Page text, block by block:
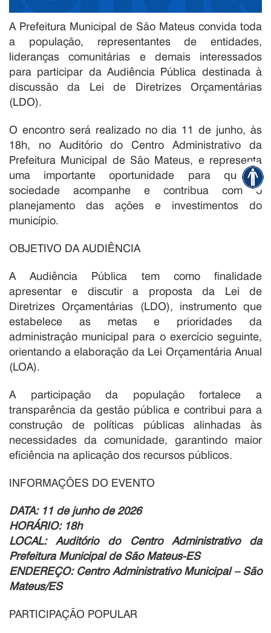
A Prefeitura Municipal de São Mateus convida toda
a população, representantes de entidades,
lideranças comunitárias e demais interessados
para participar da Audiência Pública destinada à
discussão da Lei de Diretrizes Orçamentárias
(LDO).
O encontro será realizado no dia 11 de junho, às
18h, no Auditório do Centro Administrativo da
Prefeitura Municipal de São Mateus, e representa
uma importante oportunidade para que a
sociedade acompanhe e contribua com o
planejamento das ações e investimentos do
município.
OBJETIVO DA AUDIÊNCIA
A Audiência Pública tem como finalidade
apresentar e discutir a proposta da Lei de
Diretrizes Orçamentárias (LDO), instrumento que
estabelece as metas e prioridades da
administração municipal para o exercício seguinte,
orientando a elaboração da Lei Orçamentária Anual
(LOA).
A participação da população fortalece a
transparência da gestão pública e contribui para a
construção de políticas públicas alinhadas às
necessidades da comunidade, garantindo maior
eficiência na aplicação dos recursos públicos.
INFORMAÇÕES DO EVENTO
DATA: 11 de junho de 2026
HORÁRIO: 18h
LOCAL: Auditório do Centro Administrativo da
Prefeitura Municipal de São Mateus-ES
ENDEREÇO: Centro Administrativo Municipal – São
Mateus/ES
PARTICIPAÇÃO POPULAR